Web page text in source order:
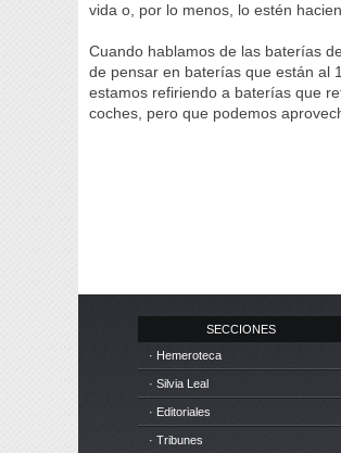
vida o, por lo menos, lo estén
Cuando hablamos de las baterías
de pensar en baterías que están al
estamos refiriendo a baterías que
coches, pero que podemos
SECCIONES
· Hemeroteca
· Silvia Leal
· Editoriales
· Tribunes